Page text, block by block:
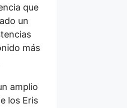
que
un
más
amplio
los Eris